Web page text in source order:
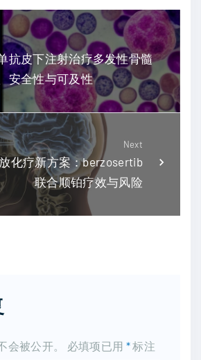
抗皮下注射治疗多发性骨髓
安全性与可及性
Next
化疗新方案：berzosertib
联合顺铂疗效与风险
会被公开。 必填项已用 *标注